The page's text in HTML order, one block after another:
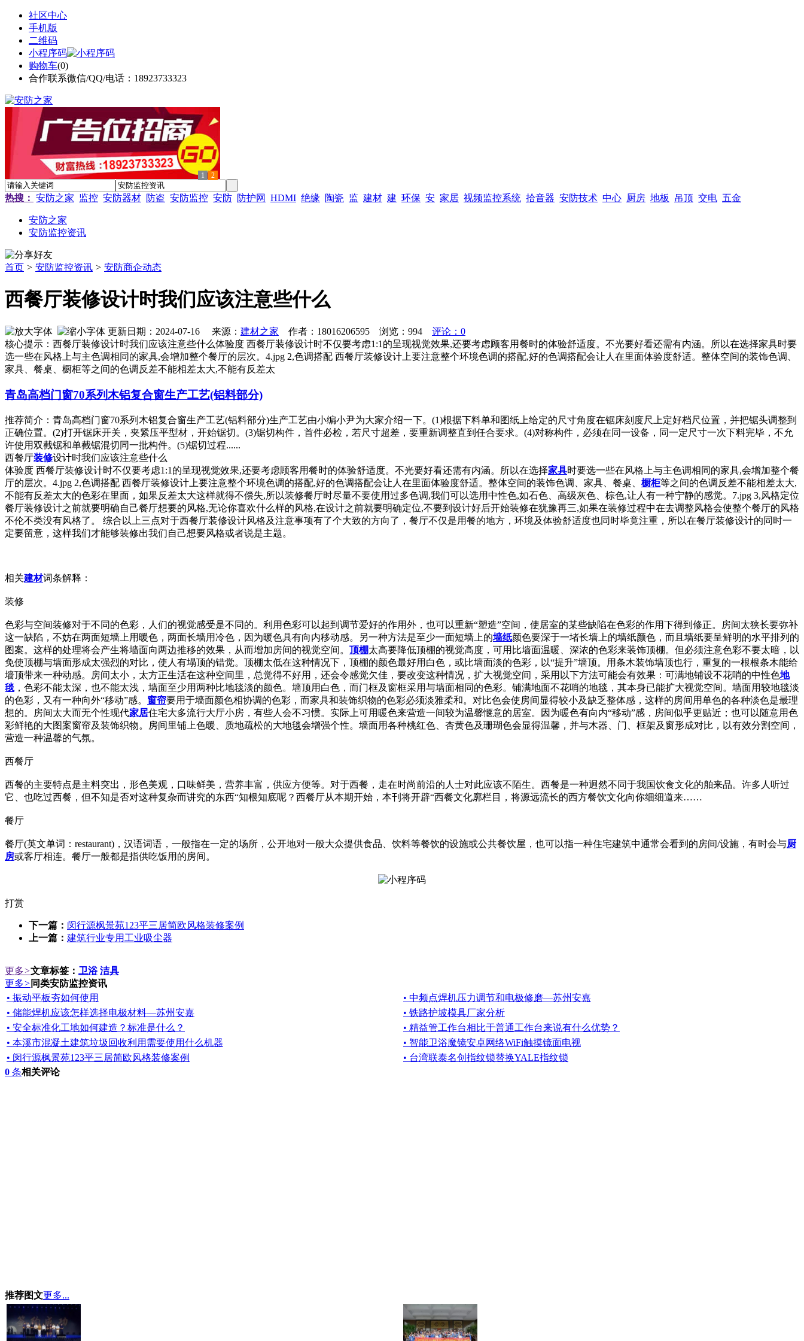
社区中心
手机版
二维码
小程序码
购物车(0)
合作联系微信/QQ/电话：18923733323
1 2
热搜： 安防之家 监控 安防器材 防盗 安防监控 安防 防护网 HDMI 绝缘 陶瓷 监 建材 建 环保 安 家居 视频监控系统 拾音器 安防技术 中心 厨房 地板 吊顶 交电 五金
安防之家
安防监控资讯
首页 > 安防监控资讯 > 安防商企动态
西餐厅装修设计时我们应该注意些什么
更新日期：2024-07-16 来源： 建材之家 作者：18016206595 浏览： 994
评论：0
核心提示：西餐厅装修设计时我们应该注意些什么体验度 西餐厅装修设计时不仅要考虑1:1的呈现视觉效果,还要考虑顾客用餐时的体验舒适度。不光要好看还需有内涵。所以在选择家具时要
选一些在风格上与主色调相同的家具,会增加整个餐厅的层次。4.jpg 2,色调搭配 西餐厅装修设计上要注意整个环境色调的搭配,好的色调搭配会让人在里面体验度舒适。整体空间的装饰色调、
家具、餐桌、橱柜等之间的色调反差不能相差太大,不能有反差太
青岛高档门窗70系列木铝复合窗生产工艺(铝料部分)
推荐简介：青岛高档门窗70系列木铝复合窗生产工艺(铝料部分)生产工艺由小编小尹为大家介绍一下。(1)根据下料单和图纸上给定的尺寸角度在锯床刻度尺上定好档尺位置，并把锯头调整到
正确位置。(2)打开锯床开关，夹紧压平型材，开始锯切。(3)锯切构件，首件必检，若尺寸超差，要重新调整直到任合要求。(4)对称构件，必须在同一设备，同一定尺寸一次下料完毕，不允
许使用双截锯和单截锯混切同一批构件。(5)锯切过程......
西餐厅装修设计时我们应该注意些什么
体验度 西餐厅装修设计时不仅要考虑1:1的呈现视觉效果,还要考虑顾客用餐时的体验舒适度。不光要好看还需有内涵。所以在选择家具时要选一些在风格上与主色调相同的家具,会增加整个餐
厅的层次。4.jpg 2,色调搭配 西餐厅装修设计上要注意整个环境色调的搭配,好的色调搭配会让人在里面体验度舒适。整体空间的装饰色调、家具、餐桌、 橱柜等之间的色调反差不能相差太大,
不能有反差太大的色彩在里面，如果反差太大这样就得不偿失,所以装修餐厅时尽量不要使用过多色调,我们可以选用中性色,如石色、高级灰色、棕色,让人有一种宁静的感觉。7.jpg 3,风格定位
餐厅装修设计之前就要明确自己餐厅想要的风格,无论你喜欢什么样的风格,在设计之前就要明确定位,不要到设计好后开始装修在犹豫再三,如果在装修过程中在去调整风格会使整个餐厅的风格
不伦不类没有风格了。 综合以上三点对于西餐厅装修设计风格及注意事项有了个大致的方向了，餐厅不仅是用餐的地方，环境及体验舒适度也同时毕竟注重，所以在餐厅装修设计的同时一
定要留意，这样我们才能够装修出我们自己想要风格或者说是主题。
相关建材词条解释：
装修
色彩与空间装修对于不同的色彩，人们的视觉感受是不同的。利用色彩可以起到调节爱好的作用外，也可以重新“塑造”空间，使居室的某些缺陷在色彩的作用下得到修正。房间太狭长要弥补
这一缺陷，不妨在两面短墙上用暖色，两面长墙用冷色，因为暖色具有向内移动感。另一种方法是至少一面短墙上的墙纸颜色要深于一堵长墙上的墙纸颜色，而且墙纸要呈鲜明的水平排列的
图案。这样的处理将会产生将墙面向两边推移的效果，从而增加房间的视觉空间。 顶棚太高要降低顶棚的视觉高度，可用比墙面温暖、深浓的色彩来装饰顶棚。但必须注意色彩不要太暗，以
免使顶棚与墙面形成太强烈的对比，使人有塌顶的错觉。顶棚太低在这种情况下，顶棚的颜色最好用白色，或比墙面淡的色彩，以“提升”墙顶。用条木装饰墙顶也行，重复的一根根条木能给
墙顶带来一种动感。房间太小，太方正生活在这种空间里，总觉得不好用，还会令感觉欠佳，要改变这种情况，扩大视觉空间，采用以下方法可能会有效果：可满地铺设不花哨的中性色地
毯 ，色彩不能太深，也不能太浅，墙面至少用两种比地毯淡的颜色。墙顶用白色，而门框及窗框采用与墙面相同的色彩。铺满地面不花哨的地毯，其本身已能扩大视觉空间。墙面用较地毯淡
的色彩，又有一种向外“移动”感。 窗帘要用于墙面颜色相协调的色彩，而家具和装饰织物的色彩必须淡雅柔和。对比色会使房间显得较小及缺乏整体感，这样的房间用单色的各种淡色是最理
想的。房间太大而无个性现代家居住宅大多流行大厅小房，有些人会不习惯。实际上可用暖色来营造一间较为温馨惬意的居室。因为暖色有向内“移动”感，房间似乎更贴近；也可以随意用色
彩鲜艳的大图案窗帘及装饰织物。房间里铺上色暖、质地疏松的大地毯会增强个性。墙面用各种桃红色、杏黄色及珊瑚色会显得温馨，并与木器、门、框架及窗形成对比，以有效分割空间，
营造一种温馨的气氛。
西餐厅
西餐的主要特点是主料突出，形色美观，口味鲜美，营养丰富，供应方便等。对于西餐，走在时尚前沿的人士对此应该不陌生。西餐是一种迥然不同于我国饮食文化的舶来品。许多人听过
它、也吃过西餐，但不知是否对这种复杂而讲究的东西“知根知底呢？西餐厅从本期开始，本刊将开辟“西餐文化廓栏目，将源远流长的西方餐饮文化向你细细道来……
餐厅
餐厅(英文单词：restaurant)，汉语词语，一般指在一定的场所，公开地对一般大众提供食品、饮料等餐饮的设施或公共餐饮屋，也可以指一种住宅建筑中通常会看到的房间/设施，有时会与厨
房或客厅相连。餐厅一般都是指供吃饭用的房间。
打赏
下一篇： 闵行源枫景苑123平三居简欧风格装修案例
上一篇： 建筑行业专用工业吸尘器
更多>文章标签： 卫浴 洁具
更多> 同类安防监控资讯
• 振动平板夯如何使用
• 中频点焊机压力调节和电极修磨—苏州安嘉
• 储能焊机应该怎样选择电极材料—苏州安嘉
• 铁路护坡模具厂家分析
• 安全标准化工地如何建造？标准是什么？
• 精益管工作台相比于普通工作台来说有什么优势？
• 本溪市混凝土建筑垃圾回收利用需要使用什么机器
• 智能卫浴魔镜安卓网络WiFi触摸镜面电视
• 闵行源枫景苑123平三居简欧风格装修案例
• 台湾联泰名创指纹锁替换YALE指纹锁
0 条相关评论
推荐图文更多...